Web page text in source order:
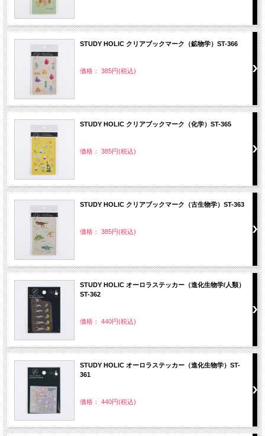
STUDY HOLIC クリアブックマーク（鉱物学）ST-366
価格： 385円(税込)
STUDY HOLIC クリアブックマーク（化学）ST-365
価格： 385円(税込)
STUDY HOLIC クリアブックマーク（古生物学）ST-363
価格： 385円(税込)
STUDY HOLIC オーロラステッカー（進化生物学/人類）
ST-362
価格： 440円(税込)
STUDY HOLIC オーロラステッカー（進化生物学）ST-
361
価格： 440円(税込)